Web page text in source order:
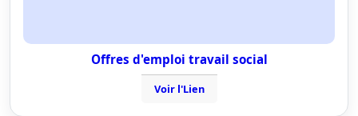
Offres d'emploi travail social
Voir l'Lien